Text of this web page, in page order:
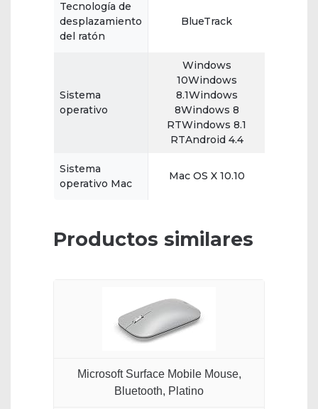
Tecnología de
desplazamiento
del ratón
BlueTrack
Sistema
operativo
Windows
10Windows
8.1Windows
8Windows 8
RTWindows 8.1
RTAndroid 4.4
Sistema
operativo Mac
Mac OS X 10.10
Productos similares
Microsoft Surface Mobile Mouse,
Bluetooth, Platino